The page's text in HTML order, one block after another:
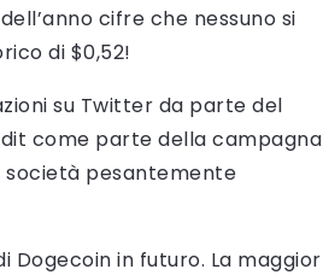
cifre che nessuno si
di $0,52!
su Twitter da parte del
come parte della campagna
società pesantemente
Dogecoin in futuro. La maggior